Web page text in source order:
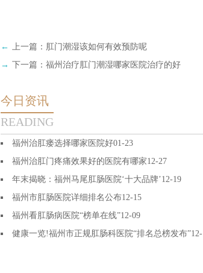
← 上一篇： 肛门潮湿该如何有效预防呢
→ 下一篇： 福州治疗肛门潮湿哪家医院治疗的好
今日资讯
READING
福州治肛瘘选择哪家医院好01-23
福州治肛门疼痛效果好的医院有哪家12-27
年末揭晓：福州马尾肛肠医院‘十大品牌’12-19
福州市肛肠医院详细排名公布12-15
福州看肛肠病医院“榜单在线”12-09
健康一览!福州市正规肛肠科医院“排名总榜发布”12-